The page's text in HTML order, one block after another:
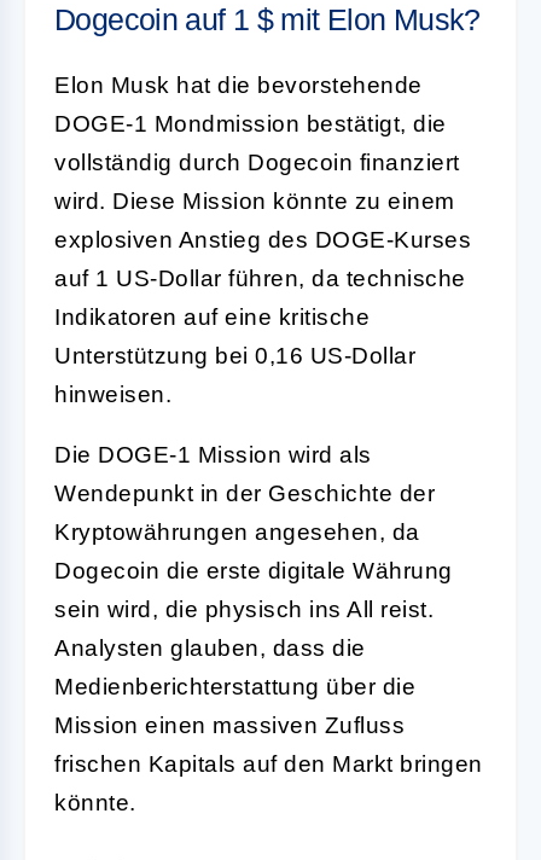
Dogecoin auf 1 $ mit Elon Musk?
Elon Musk hat die bevorstehende
DOGE-1 Mondmission bestätigt, die
vollständig durch Dogecoin finanziert
wird. Diese Mission könnte zu einem
explosiven Anstieg des DOGE-Kurses
auf 1 US-Dollar führen, da technische
Indikatoren auf eine kritische
Unterstützung bei 0,16 US-Dollar
hinweisen.
Die DOGE-1 Mission wird als
Wendepunkt in der Geschichte der
Kryptowährungen angesehen, da
Dogecoin die erste digitale Währung
sein wird, die physisch ins All reist.
Analysten glauben, dass die
Medienberichterstattung über die
Mission einen massiven Zufluss
frischen Kapitals auf den Markt bringen
könnte.